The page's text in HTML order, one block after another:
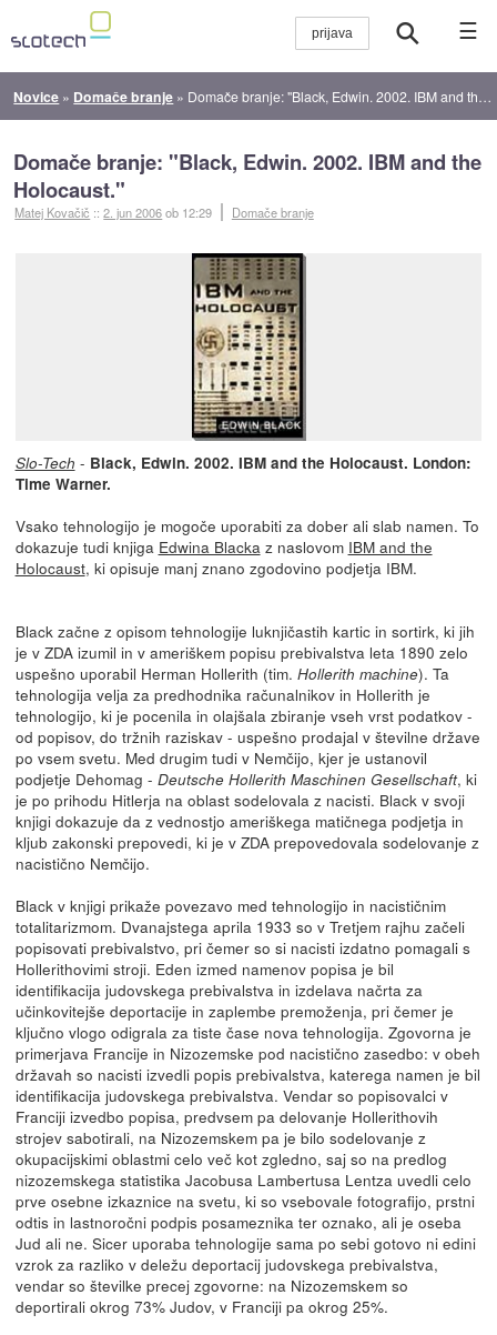
☰
Novice » Domače branje » Domače branje: "Black, Edwin. 2002. IBM and the Holocaust."
Domače branje: "Black, Edwin. 2002. IBM and the
Holocaust."
Matej Kovačič ::2. jun 2006ob 12:29 Domače branje
Slo-Tech - Black, Edwin. 2002. IBM and the Holocaust. London:
Time Warner.
Vsako tehnologijo je mogoče uporabiti za dober ali slab namen. To
dokazuje tudi knjiga Edwina Blacka z naslovom IBM and the
Holocaust, ki opisuje manj znano zgodovino podjetja IBM.
Black začne z opisom tehnologije luknjičastih kartic in sortirk, ki jih
je v ZDA izumil in v ameriškem popisu prebivalstva leta 1890 zelo
uspešno uporabil Herman Hollerith (tim. Hollerith machine). Ta
tehnologija velja za predhodnika računalnikov in Hollerith je
tehnologijo, ki je pocenila in olajšala zbiranje vseh vrst podatkov -
od popisov, do tržnih raziskav - uspešno prodajal v številne države
po vsem svetu. Med drugim tudi v Nemčijo, kjer je ustanovil
podjetje Dehomag - Deutsche Hollerith Maschinen Gesellschaft, ki
je po prihodu Hitlerja na oblast sodelovala z nacisti. Black v svoji
knjigi dokazuje da z vednostjo ameriškega matičnega podjetja in
kljub zakonski prepovedi, ki je v ZDA prepovedovala sodelovanje z
nacistično Nemčijo.
Black v knjigi prikaže povezavo med tehnologijo in nacističnim
totalitarizmom. Dvanajstega aprila 1933 so v Tretjem rajhu začeli
popisovati prebivalstvo, pri čemer so si nacisti izdatno pomagali s
Hollerithovimi stroji. Eden izmed namenov popisa je bil
identifikacija judovskega prebivalstva in izdelava načrta za
učinkovitejše deportacije in zaplembe premoženja, pri čemer je
ključno vlogo odigrala za tiste čase nova tehnologija. Zgovorna je
primerjava Francije in Nizozemske pod nacistično zasedbo: v obeh
državah so nacisti izvedli popis prebivalstva, katerega namen je bil
identifikacija judovskega prebivalstva. Vendar so popisovalci v
Franciji izvedbo popisa, predvsem pa delovanje Hollerithovih
strojev sabotirali, na Nizozemskem pa je bilo sodelovanje z
okupacijskimi oblastmi celo več kot zgledno, saj so na predlog
nizozemskega statistika Jacobusa Lambertusa Lentza uvedli celo
prve osebne izkaznice na svetu, ki so vsebovale fotografijo, prstni
odtis in lastnoročni podpis posameznika ter oznako, ali je oseba
Jud ali ne. Sicer uporaba tehnologije sama po sebi gotovo ni edini
vzrok za razliko v deležu deportacij judovskega prebivalstva,
vendar so številke precej zgovorne: na Nizozemskem so
deportirali okrog 73% Judov, v Franciji pa okrog 25%.